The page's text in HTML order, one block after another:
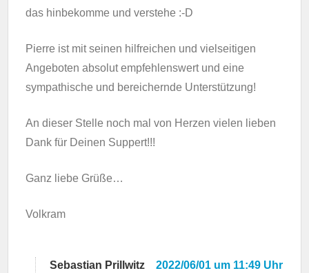
das hinbekomme und verstehe :-D
Pierre ist mit seinen hilfreichen und vielseitigen
Angeboten absolut empfehlenswert und eine
sympathische und bereichernde Unterstützung!
An dieser Stelle noch mal von Herzen vielen lieben
Dank für Deinen Suppert!!!
Ganz liebe Grüße…
Volkram
Sebastian Prillwitz
2022/06/01 um 11:49 Uhr